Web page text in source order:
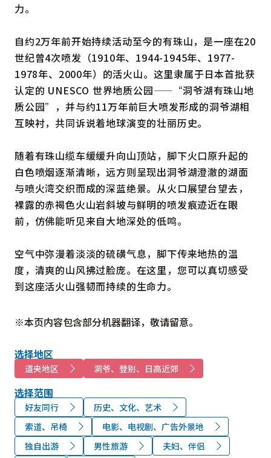
力。
自约2万年前开始持续活动至今的有珠山，是一座在20
世纪曾4次喷发（1910年、1944-1945年、1977-
1978年、2000年）的活火山。这里隶属于日本首批获
认定的 UNESCO 世界地质公园——“洞爷湖有珠山地
质公园”，并与约11万年前巨大喷发形成的洞爷湖相
互映衬，共同诉说着地球演变的壮丽历史。
随着有珠山缆车缓缓升向山顶站，脚下火口原升起的
白色喷烟逐渐清晰，远方则呈现出洞爷湖澄澈的湖面
与喷火湾交织而成的深蓝绝景。从火口展望台望去，
裸露的赤褐色火山岩斜坡与鲜明的喷发痕迹近在眼
前，仿佛能听见来自大地深处的低鸣。
空气中弥漫着淡淡的硫磺气息，脚下传来地热的温
度，清爽的山风拂过脸庞。在这里，您可以真切感受
到这座活火山强韧而持续的生命力。
※本页内容包含部分机器翻译，敬请留意。
选择地区
道央地区 洞爷、登别、日高近郊
选择范围
好友同行
历史、文化、艺术
索道、吊椅
电影、电视剧、广告外景地
独自出游
男性旅游
夫妇、伴侣